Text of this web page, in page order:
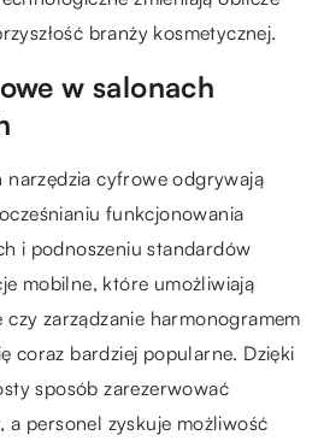
branży kosmetycznej.
w salonach
narzędzia cyfrowe odgrywają
funkcjonowania
i podnoszeniu standardów
mobilne, które umożliwiają
zarządzanie harmonogramem
coraz bardziej popularne. Dzięki
sposób zarezerwować
personel zyskuje możliwość